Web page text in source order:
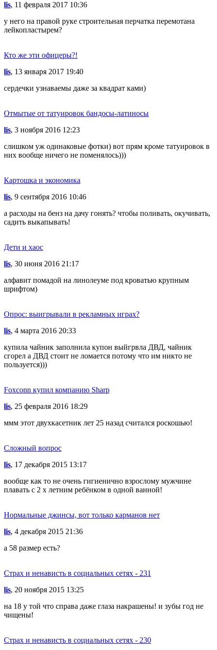
lis, 11 февраля 2017 10:36
у него на правой руке строительная перчатка перемотана
лейкопластырем?
Кто же эти офицеры?!
lis, 13 января 2017 19:40
сердечки узнаваемы даже за квадрат ками)
Отмытые от татуировок бандосы-латиносы
lis, 3 ноября 2016 12:23
слишком уж одинаковые фотки) вот прям кроме татуировок в
них вообще ничего не поменялось)))
Картошка и экономика
lis, 9 сентября 2016 10:46
а расходы на бенз на дачу гонять? чтобы поливать, окучивать,
садить выкапывать!
Дети и хаос
lis, 30 июня 2016 21:17
алфавит помадой на линолеуме под кроватью крупным
шрифтом)
Опрос: выигрывали в рекламных играх?
lis, 4 марта 2016 20:33
купила чайник заполнила купон выйгрвла ДВД, чайник
сгорел а ДВД стоит не ломается потому что им никто не
пользуется)))
Foxconn купил компанию Sharp
lis, 25 февраля 2016 18:29
ммм этот двухкасетник лет 25 назад считался роскошью!
Сложный вопрос
lis, 17 декабря 2015 13:17
вообще как то не очень гигиенично взрослому мужчине
плавать с 2 х летним ребёнком в одной ванной!
Нормальные джинсы, вот только карманов нет
lis, 4 декабря 2015 21:36
а 58 размер есть?
Страх и ненависть в социальных сетях - 231
lis, 20 ноября 2015 13:25
на 18 у той что справа даже глаза накрашены! и зубы год не
чищены!
Страх и ненависть в социальных сетях - 230